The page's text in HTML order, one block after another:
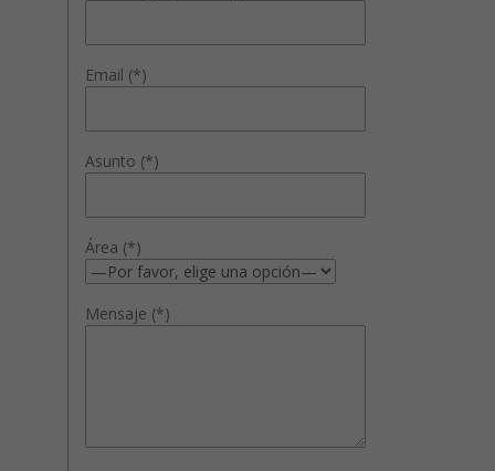
Email (*)
Asunto (*)
Área (*)
Mensaje (*)